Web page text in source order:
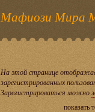
Мафиози Мира
На этой странице
зарегистрированных
Зарегистрироваться можно
показать